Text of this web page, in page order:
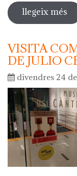
llegeix més
VISITA
DE JULIO
divendres 24